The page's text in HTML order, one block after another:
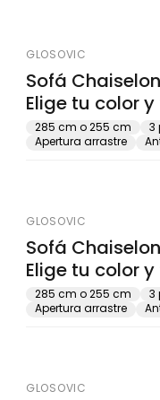
GLOSOVIC
Sofá
Elige tu color
285 cm o 255 cm
3
Apertura arrastre
GLOSOVIC
Sofá
Elige tu color
285 cm o 255 cm
3
Apertura arrastre
GLOSOVIC